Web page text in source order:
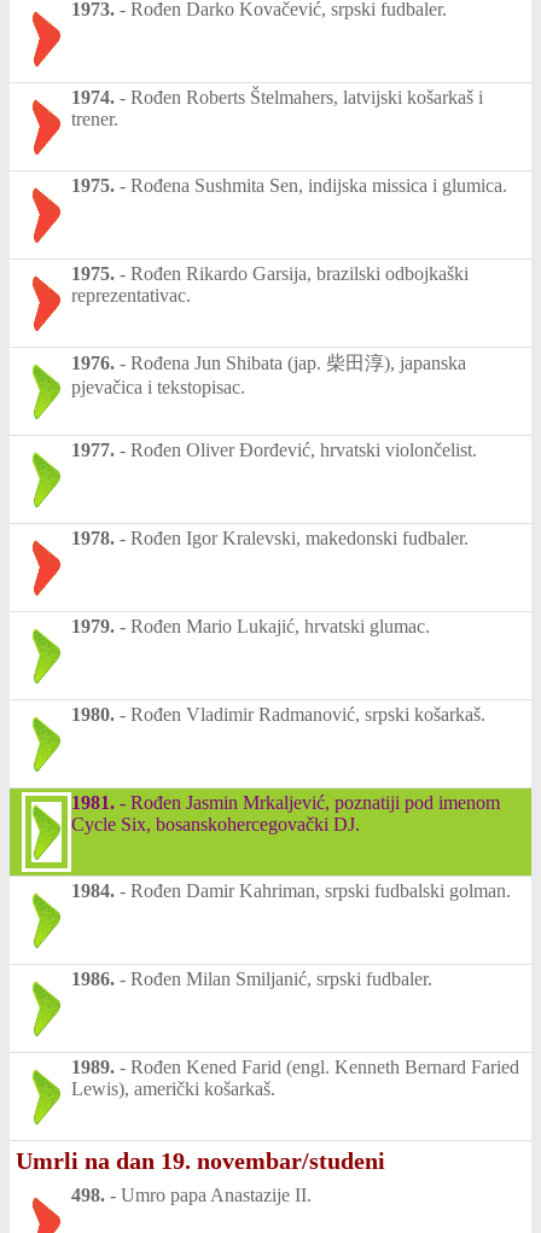
1973. - Rođen Darko Kovačević, srpski fudbaler.
1974. - Rođen Roberts Štelmahers, latvijski košarkaš i
trener.
1975. - Rođena Sushmita Sen, indijska missica i glumica.
1975. - Rođen Rikardo Garsija, brazilski odbojkaški
reprezentativac.
1976. - Rođena Jun Shibata (jap. 柴田淳), japanska
pjevačica i tekstopisac.
1977. - Rođen Oliver Đorđević, hrvatski violončelist.
1978. - Rođen Igor Kralevski, makedonski fudbaler.
1979. - Rođen Mario Lukajić, hrvatski glumac.
1980. - Rođen Vladimir Radmanović, srpski košarkaš.
1981. - Rođen Jasmin Mrkaljević, poznatiji pod imenom
Cycle Six, bosanskohercegovački DJ.
1984. - Rođen Damir Kahriman, srpski fudbalski golman.
1986. - Rođen Milan Smiljanić, srpski fudbaler.
1989. - Rođen Kened Farid (engl. Kenneth Bernard Faried
Lewis), američki košarkaš.
Umrli na dan 19. novembar/studeni
498. - Umro papa Anastazije II.